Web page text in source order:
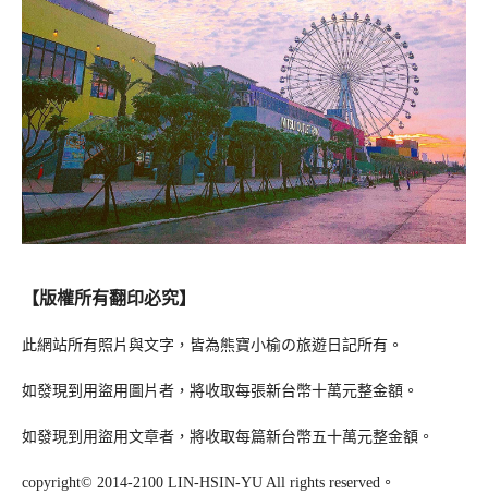
【版權所有翻印必究】
此網站所有照片與文字，皆為熊寶小榆の旅遊日記所有。
如發現到用盜用圖片者，將收取每張新台幣十萬元整金額。
如發現到用盜用文章者，將收取每篇新台幣五十萬元整金額。
copyright© 2014-2100 LIN-HSIN-YU All rights reserved。